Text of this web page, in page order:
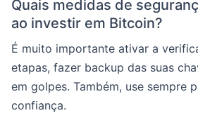
Quais medidas de
ao investir em Bitcoin?
É muito importante ativar a
etapas, fazer backup das suas
em golpes. Também, use sempre
confiança.